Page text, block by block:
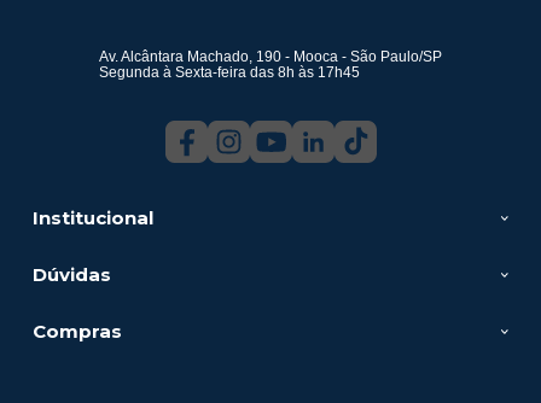
Institucional
Dúvidas
Compras
Av. Alcântara Machado, 190 - Mooca - São Paulo/SP
Segunda à Sexta-feira das 8h às 17h45